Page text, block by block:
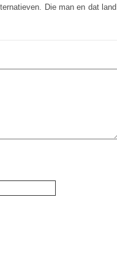
Die man en dat land